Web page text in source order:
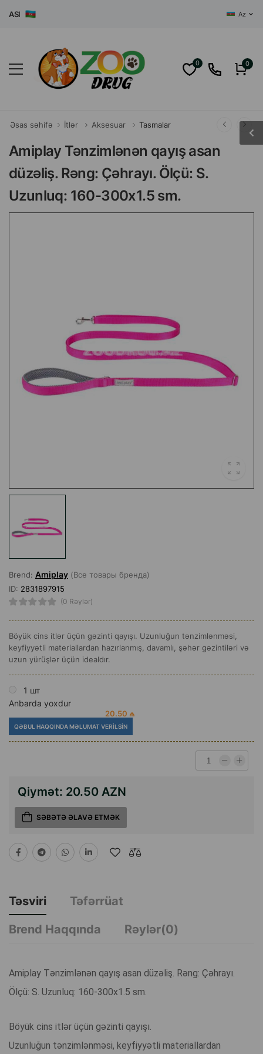
Az
0 0
Əsas səhifə İtlər Aksesuar Tasmalar
Amiplay Tənzimlənən qayış asan
düzəliş. Rəng: Çəhrayı. Ölçü: S.
Uzunluq: 160-300x1.5 sm.
Brend: Amiplay (Все товары бренда)
ID: 2831897915
(0 Rəylər)
Böyük cins itlər üçün gəzinti qayışı. Uzunluğun tənzimlənməsi,
keyfiyyətli materiallardan hazırlanmış, davamlı, şəhər gəzintiləri və
uzun yürüşlər üçün idealdır.
1 шт
Anbarda yoxdur
20.50 ₼
QƏBUL HAQQINDA MƏLUMAT VERILSIN
Qiymət: 20.50 AZN
SƏBƏTƏ ƏLAVƏ ETMƏK
Təsviri
Təfərrüat
Brend Haqqında
Rəylər(0)
Amiplay Tənzimlənən qayış asan düzəliş. Rəng: Çəhrayı.
Ölçü: S. Uzunluq: 160-300x1.5 sm.
Böyük cins itlər üçün gəzinti qayışı.
Uzunluğun tənzimlənməsi, keyfiyyətli materiallardan